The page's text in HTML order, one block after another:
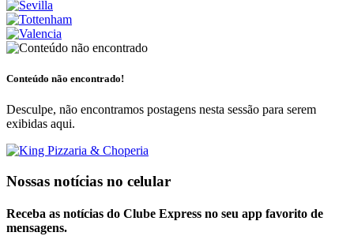
Conteúdo não encontrado!
Desculpe, não encontramos postagens nesta sessão para serem
exibidas aqui.
Nossas notícias no celular
Receba as notícias do Clube Express no seu app favorito de
mensagens.